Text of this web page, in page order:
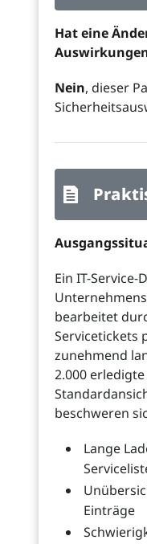
Hat eine
Nein, dieser
Ein IT-
bearbeitet
Servicetickets
zunehmend
2.000
beschweren
Lange
Einträge